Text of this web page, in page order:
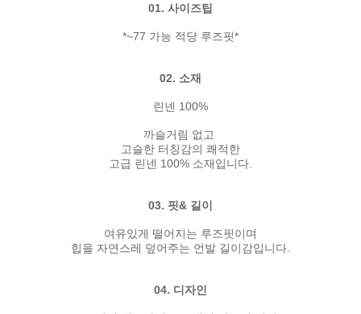
01. 사이즈팁
*~77 가능 적당 루즈핏*
02. 소재
린넨 100%
까슬거림 없고
고슬한 터칭감의 쾌적한
고급 린넨 100% 소재입니다.
03. 핏& 길이
여유있게 떨어지는 루즈핏이며
힙을 자연스레 덮어주는 언발 길이감입니다.
04. 디자인